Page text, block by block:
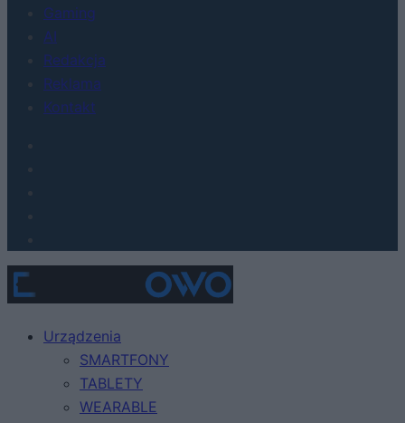
Gaming
AI
Redakcja
Reklama
Kontakt
Urządzenia
SMARTFONY
TABLETY
WEARABLE